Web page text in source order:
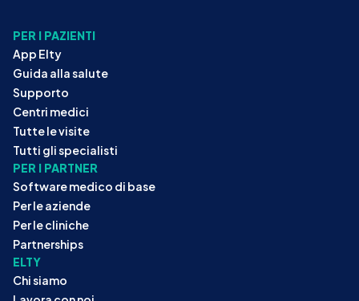
PER I PAZIENTI
App Elty
Guida alla salute
Supporto
Centri medici
Tutte le visite
Tutti gli specialisti
PER I PARTNER
Software medico di base
Per le aziende
Per le cliniche
Partnerships
ELTY
Chi siamo